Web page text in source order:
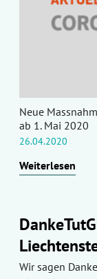
Neue
ab 1. Mai 2020
26.04.2020
Weiterlesen
Wir sagen